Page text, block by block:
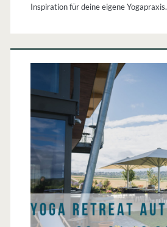
Inspiration für deine eigene Yogapraxis.